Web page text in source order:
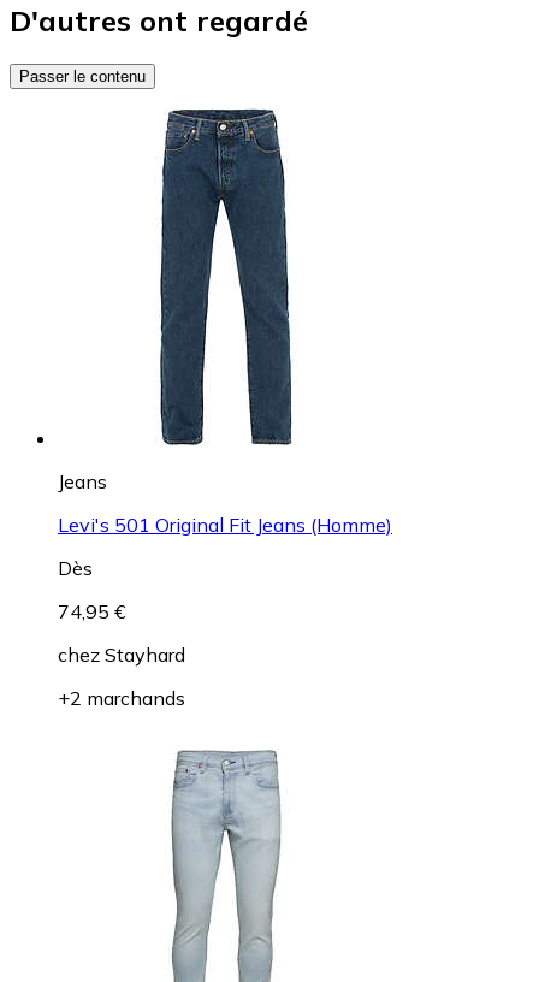
D'autres ont regardé
Passer le contenu
Jeans
Levi's 501 Original Fit Jeans (Homme)
Dès
74,95 €
chez Stayhard
+2 marchands